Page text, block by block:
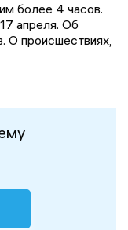
более 4 часов.
апреля. Об
О происшествиях,